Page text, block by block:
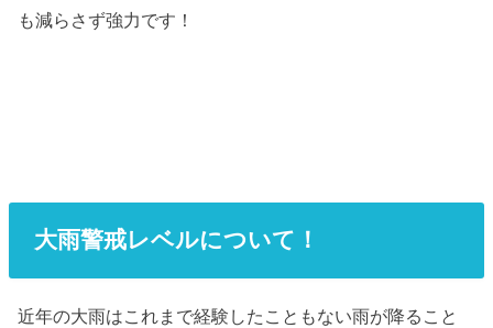
も減らさず強力です！
大雨警戒レベルについて！
近年の大雨はこれまで経験したこともない雨が降ること